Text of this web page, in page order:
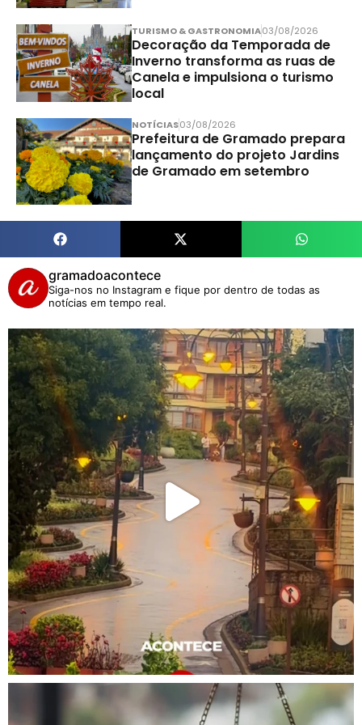
TURISMO & GASTRONOMIA03/08/2026
Decoração da Temporada de
Inverno transforma as ruas de
Canela e impulsiona o turismo
local
NOTÍCIAS03/08/2026
Prefeitura de Gramado prepara
lançamento do projeto Jardins
de Gramado em setembro
gramadoacontece
Siga-nos no Instagram e fique por dentro de todas as
notícias em tempo real.